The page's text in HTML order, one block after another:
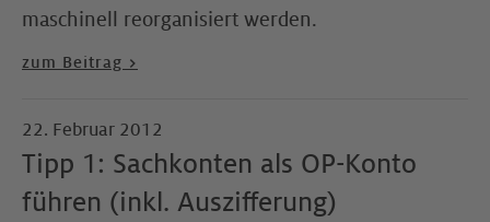
maschinell reorganisiert werden.
zum Beitrag >
22. Februar 2012
Tipp 1: Sachkonten als OP-Konto
führen (inkl. Auszifferung)